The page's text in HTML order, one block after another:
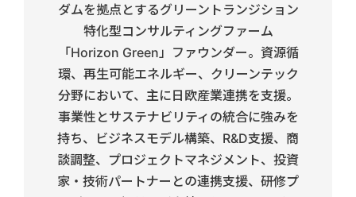
ダムを拠点とするグリーントランジション
特化型コンサルティングファーム
「Horizon Green」ファウンダー。資源循
環、再生可能エネルギー、クリーンテック
分野において、主に日欧産業連携を支援。
事業性とサステナビリティの統合に強みを
持ち、ビジネスモデル構築、R&D支援、商
談調整、プロジェクトマネジメント、投資
家・技術パートナーとの連携支援、研修プ